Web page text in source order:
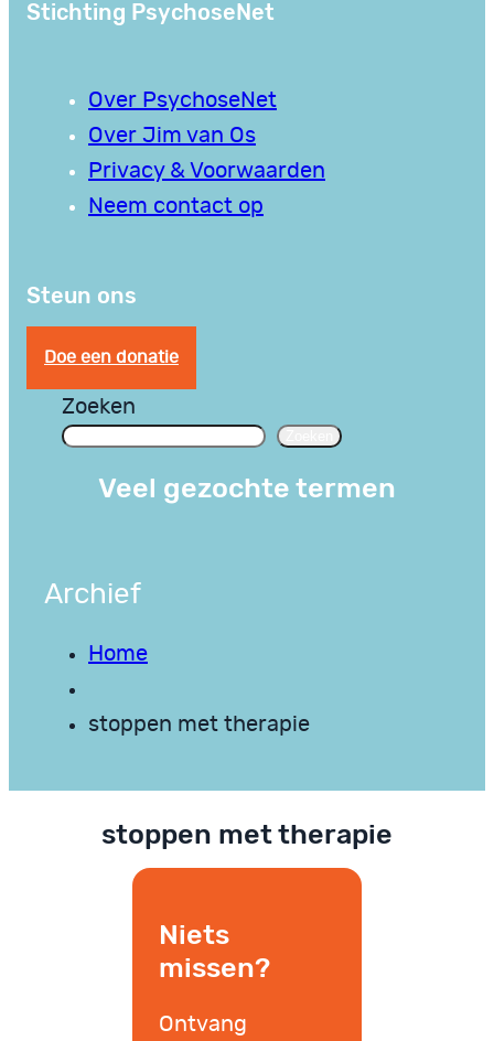
Stichting PsychoseNet
Over PsychoseNet
Over Jim van Os
Privacy & Voorwaarden
Neem contact op
Steun ons
Doe een donatie
Zoeken
Veel gezochte termen
Archief
Home
stoppen met therapie
stoppen met therapie
Niets
missen?
Ontvang